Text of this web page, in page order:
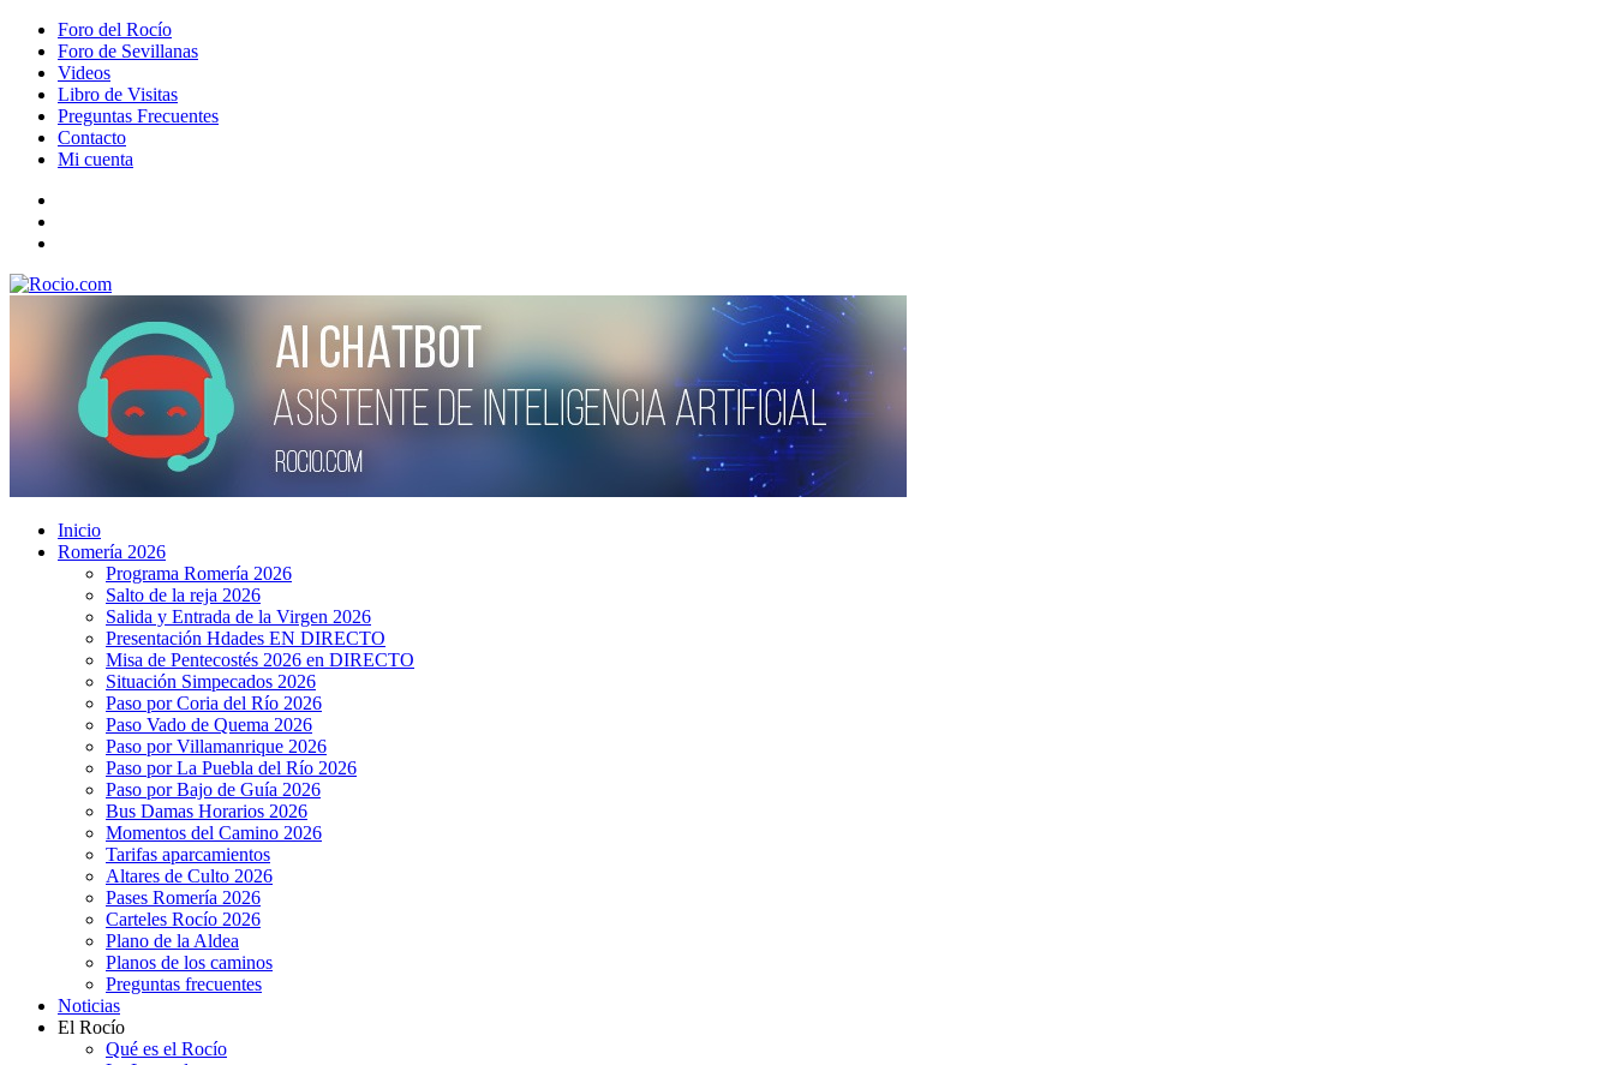
Foro del Rocío
Foro de Sevillanas
Videos
Libro de Visitas
Preguntas Frecuentes
Contacto
Mi cuenta
Inicio
Romería 2026
Programa Romería 2026
Salto de la reja 2026
Salida y Entrada de la Virgen 2026
Presentación Hdades EN DIRECTO
Misa de Pentecostés 2026 en DIRECTO
Situación Simpecados 2026
Paso por Coria del Río 2026
Paso Vado de Quema 2026
Paso por Villamanrique 2026
Paso por La Puebla del Río 2026
Paso por Bajo de Guía 2026
Bus Damas Horarios 2026
Momentos del Camino 2026
Tarifas aparcamientos
Altares de Culto 2026
Pases Romería 2026
Carteles Rocío 2026
Plano de la Aldea
Planos de los caminos
Preguntas frecuentes
Noticias
El Rocío
Qué es el Rocío